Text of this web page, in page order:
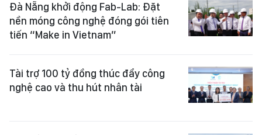
Đà Nẵng khởi động Fab-Lab: Đặt
nền móng công nghệ đóng gói tiên
tiến “Make in Vietnam”
Tài trợ 100 tỷ đồng thúc đẩy công
nghệ cao và thu hút nhân tài